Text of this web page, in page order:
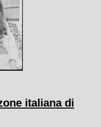
italiana di